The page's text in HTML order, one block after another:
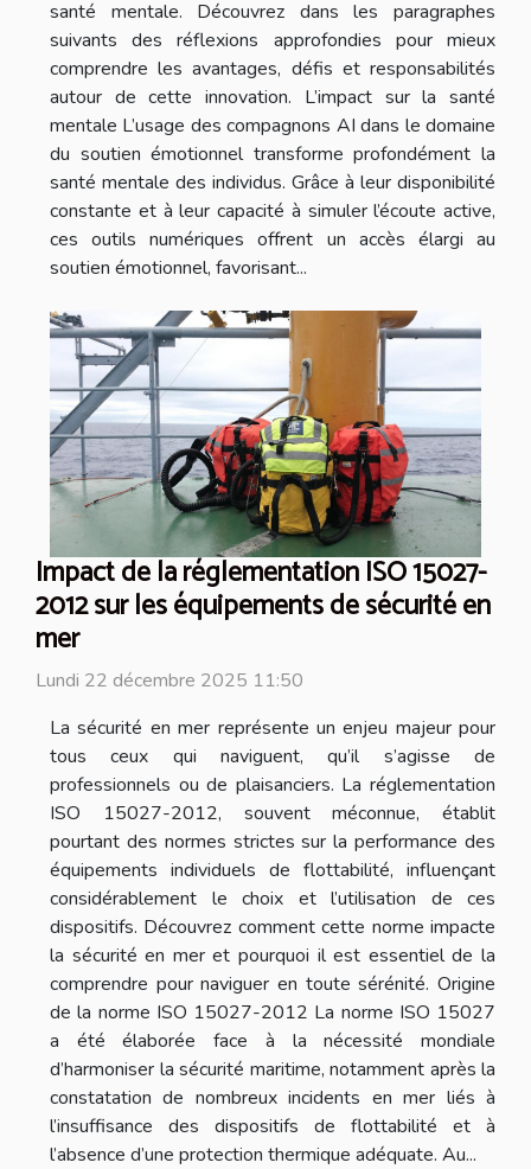
santé mentale. Découvrez dans les paragraphes
suivants des réflexions approfondies pour mieux
comprendre les avantages, défis et responsabilités
autour de cette innovation. L’impact sur la santé
mentale L’usage des compagnons AI dans le domaine
du soutien émotionnel transforme profondément la
santé mentale des individus. Grâce à leur disponibilité
constante et à leur capacité à simuler l’écoute active,
ces outils numériques offrent un accès élargi au
soutien émotionnel, favorisant...
Impact de la réglementation ISO 15027-
2012 sur les équipements de sécurité en
mer
Lundi 22 décembre 2025 11:50
La sécurité en mer représente un enjeu majeur pour
tous ceux qui naviguent, qu’il s’agisse de
professionnels ou de plaisanciers. La réglementation
ISO 15027-2012, souvent méconnue, établit
pourtant des normes strictes sur la performance des
équipements individuels de flottabilité, influençant
considérablement le choix et l’utilisation de ces
dispositifs. Découvrez comment cette norme impacte
la sécurité en mer et pourquoi il est essentiel de la
comprendre pour naviguer en toute sérénité. Origine
de la norme ISO 15027-2012 La norme ISO 15027
a été élaborée face à la nécessité mondiale
d’harmoniser la sécurité maritime, notamment après la
constatation de nombreux incidents en mer liés à
l’insuffisance des dispositifs de flottabilité et à
l’absence d’une protection thermique adéquate. Au...